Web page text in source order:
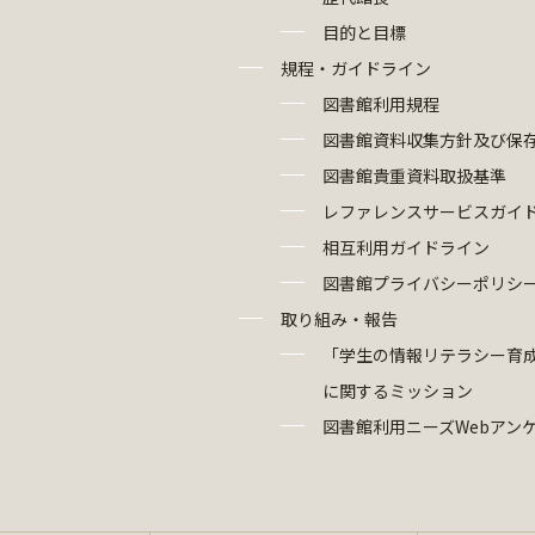
目的と目標
規程・ガイドライン
図書館利用規程
図書館資料収集方針及び保
図書館貴重資料取扱基準
レファレンスサービスガイ
相互利用ガイドライン
図書館プライバシーポリシ
取り組み・報告
「学生の情報リテラシー育
に関するミッション
図書館利用ニーズWebアン